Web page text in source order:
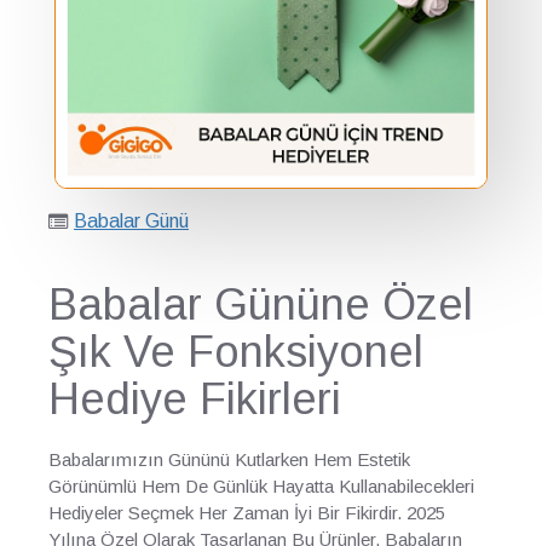
Babalar Günü
Babalar Gününe Özel
Şık Ve Fonksiyonel
Hediye Fikirleri
Babalarımızın Gününü Kutlarken Hem Estetik
Görünümlü Hem De Günlük Hayatta Kullanabilecekleri
Hediyeler Seçmek Her Zaman İyi Bir Fikirdir. 2025
Yılına Özel Olarak Tasarlanan Bu Ürünler, Babaların